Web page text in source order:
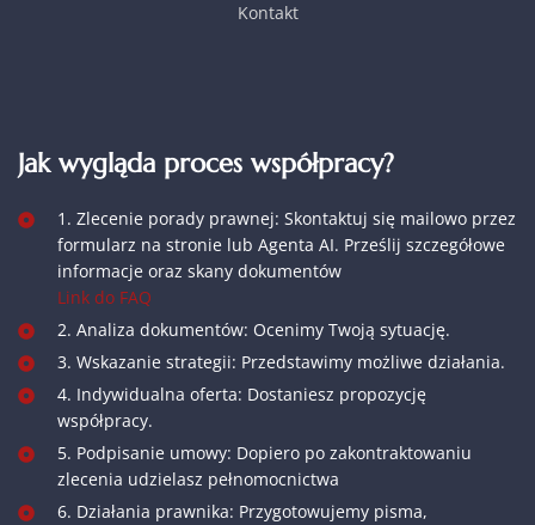
Kontakt
Jak wygląda proces współpracy?
1. Zlecenie porady prawnej: Skontaktuj się mailowo przez
formularz na stronie lub Agenta AI. Prześlij szczegółowe
informacje oraz skany dokumentów
Link do FAQ
2. Analiza dokumentów: Ocenimy Twoją sytuację.
3. Wskazanie strategii: Przedstawimy możliwe działania.
4. Indywidualna oferta: Dostaniesz propozycję
współpracy.
5. Podpisanie umowy: Dopiero po zakontraktowaniu
zlecenia udzielasz pełnomocnictwa
6. Działania prawnika: Przygotowujemy pisma,